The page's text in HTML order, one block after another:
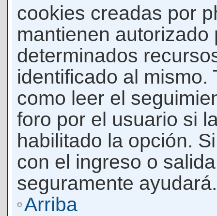
cookies creadas por
mantienen autorizado
determinados
identificado al mismo.
como leer el
foro por el usuario si
habilitado la opción.
con el ingreso o
seguramente ayudará.
Arriba